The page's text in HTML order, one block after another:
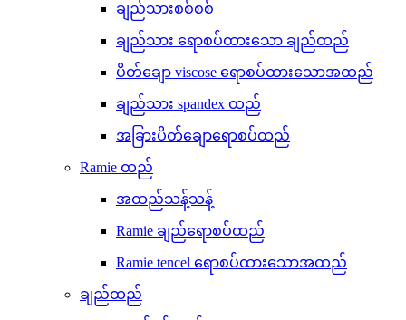
ချည်သားစစ်စစ်
ချည်သား ရောစပ်ထားသော ချည်ထည်
ပိတ်ချော viscose ရောစပ်ထားသောအထည်
ချည်သား spandex ထည်
အခြားပိတ်ချောရောစပ်ထည်
Ramie ထည်
အထည်သန့်သန့်
Ramie ချည်ရောစပ်ထည်
Ramie tencel ရောစပ်ထားသောအထည်
ချည်ထည်